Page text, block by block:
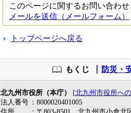
このページに関するお問い合わ
メールを送信（メールフォーム）
トップページへ戻る
もくじ 防災・
北九州市役所（本庁） [北九州市役所へ
法人番号 ：8000020401005